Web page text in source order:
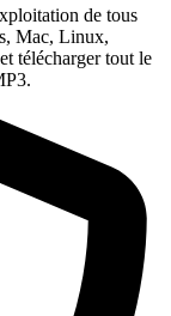
de tous
Mac, Linux,
télécharger tout le